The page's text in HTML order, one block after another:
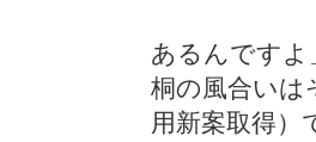
あるんですよ
桐の風合いは
用新案取得）